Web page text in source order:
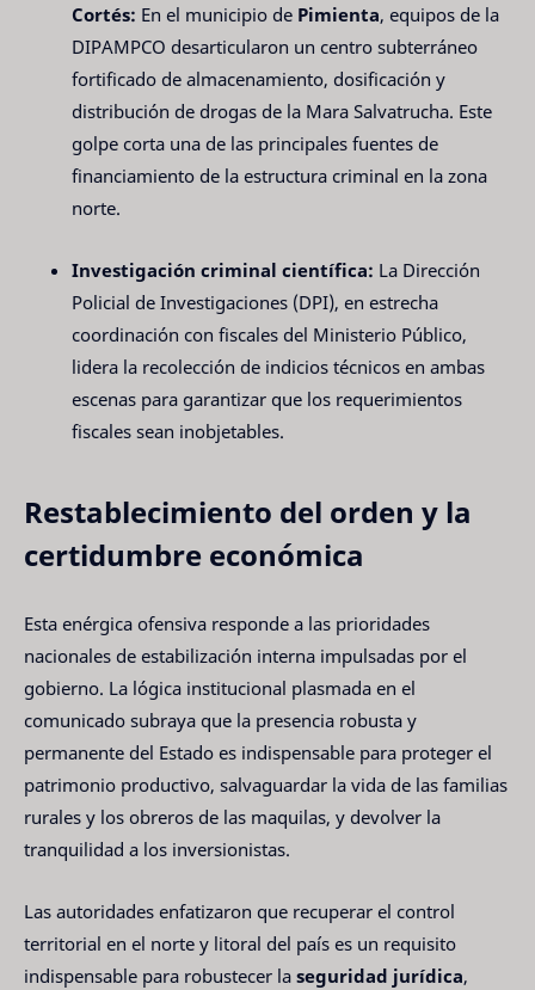
Cortés: En el municipio de Pimienta, equipos de la
DIPAMPCO desarticularon un centro subterráneo
fortificado de almacenamiento, dosificación y
distribución de drogas de la Mara Salvatrucha. Este
golpe corta una de las principales fuentes de
financiamiento de la estructura criminal en la zona
norte.
Investigación criminal científica: La Dirección
Policial de Investigaciones (DPI), en estrecha
coordinación con fiscales del Ministerio Público,
lidera la recolección de indicios técnicos en ambas
escenas para garantizar que los requerimientos
fiscales sean inobjetables.
Restablecimiento del orden y la
certidumbre económica
Esta enérgica ofensiva responde a las prioridades
nacionales de estabilización interna impulsadas por el
gobierno. La lógica institucional plasmada en el
comunicado subraya que la presencia robusta y
permanente del Estado es indispensable para proteger el
patrimonio productivo, salvaguardar la vida de las familias
rurales y los obreros de las maquilas, y devolver la
tranquilidad a los inversionistas.
Las autoridades enfatizaron que recuperar el control
territorial en el norte y litoral del país es un requisito
indispensable para robustecer la seguridad jurídica,